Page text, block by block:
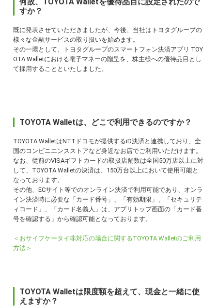
すか？
既に発表させていただきましたが、今後、当社はトヨタグループの
様々な金融サービスの取り扱いを始めます。
その一環として、トヨタグループのスマートフォン決済アプリ TOY
OTA Walletにおける電子マネーの贈呈を、株主様への優待品目とし
て採用することといたしました。
TOYOTA Walletは、どこで利用できるのですか？
TOYOTA WalletはNTTドコモが提供するiD決済と連携しており、全
国のコンビニエンスストアなど身近なお店でご利用いただけます。
なお、従前のVISAギフトカードの取扱店舗数は全国50万店以上に対
して、TOYOTA Walletの決済は、150万台以上において使用可能と
なっております。
その他、ECサイト等でのオンライン決済で利用可能であり、オンラ
イン決済時に必要な「カード番号」、「有効期限」、「セキュリテ
ィコード」、「カード名義人」は、アプリトップ画面の「カード番
号を確認する」から確認可能となっております。
＜おサイフケータイ非対応の場合に関するTOYOTA Walletのご利用
方法＞
TOYOTA Walletは限度額を超えて、現金と一緒に使
えますか？